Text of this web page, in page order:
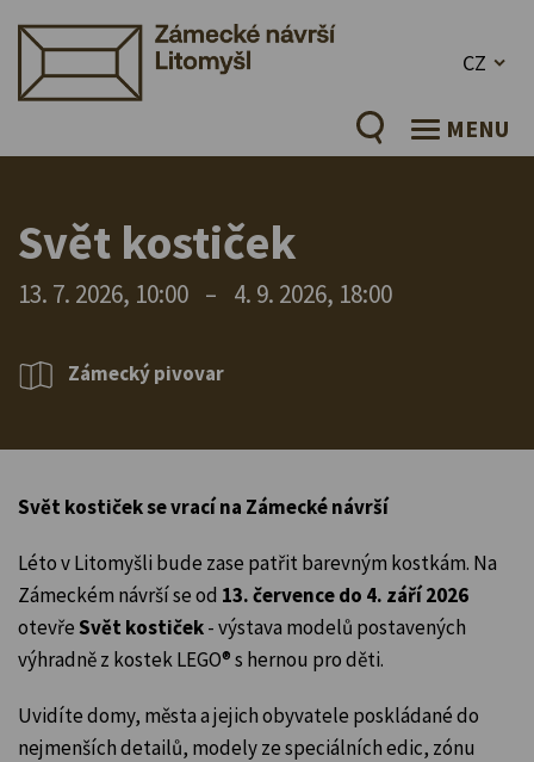
CZ
MENU
Svět kostiček
13. 7. 2026, 10:00 – 4. 9. 2026, 18:00
Zámecký pivovar
Svět kostiček se vrací na Zámecké návrší
Léto v Litomyšli bude zase patřit barevným kostkám. Na
Zámeckém návrší se od 13. července do 4. září 2026
otevřeSvět kostiček- výstava modelů postavených
výhradně z kostek LEGO® s hernou pro děti.
Uvidíte domy, města a jejich obyvatele poskládané do
nejmenších detailů, modely ze speciálních edic, zónu